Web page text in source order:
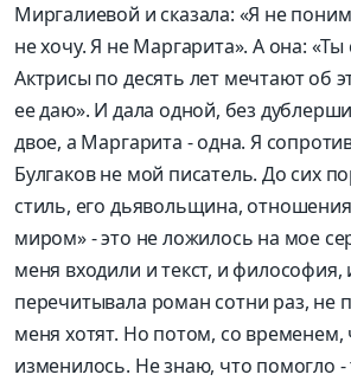
Миргалиевой и сказала: «Я не
не хочу. Я не Маргарита». А она:
Актрисы по десять лет мечтают об
ее даю». И дала одной, без
двое, а Маргарита - одна. Я
Булгаков не мой писатель. До сих
стиль, его дьявольщина,
миром» - это не ложилось на мое
меня входили и текст, и философия,
перечитывала роман сотни раз, не
меня хотят. Но потом, со временем,
изменилось. Не знаю, что помогло -